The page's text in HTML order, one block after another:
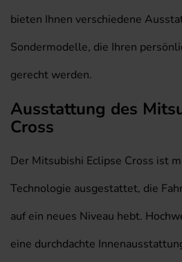
bieten Ihnen verschiedene
Sondermodelle, die Ihren
gerecht werden.
Ausstattung des
Cross
Der Mitsubishi Eclipse Cross ist
Technologie ausgestattet, die
auf ein neues Niveau hebt.
eine durchdachte